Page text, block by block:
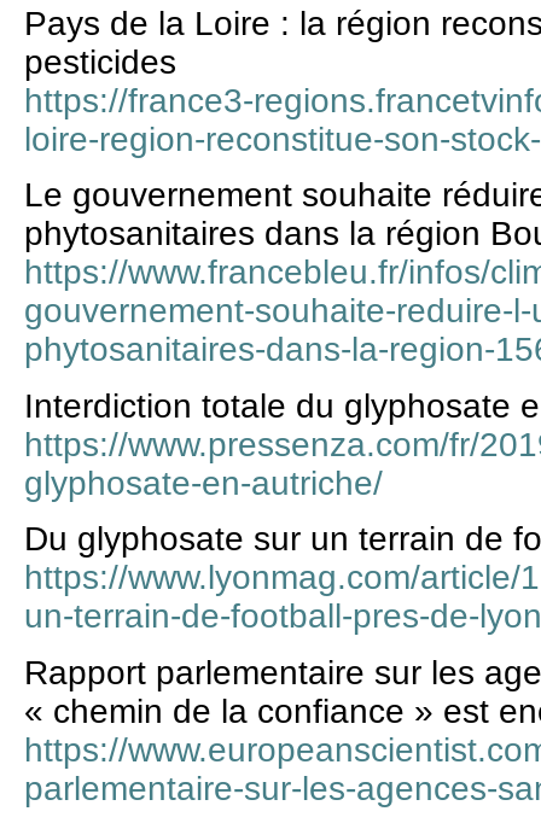
Pays de la Loire : la région
pesticides
https://france3-
loire-region-reconstitue-son-
Le gouvernement souhaite
phytosanitaires dans la région
https://www.francebleu.fr/infos/
gouvernement-souhaite-reduire-
phytosanitaires-dans-la-region-
Interdiction totale du glyphosate
https://www.pressenza.com/fr/
glyphosate-en-autriche/
Du glyphosate sur un terrain de
https://www.lyonmag.com/article/
un-terrain-de-football-pres-de-lyon
Rapport parlementaire sur les
« chemin de la confiance » est
https://
parlementaire-sur-les-agences-